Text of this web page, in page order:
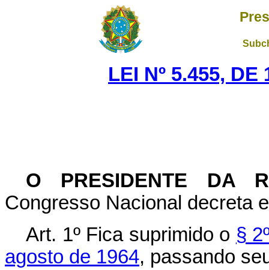
LEI Nº 5.455, DE
O PRESIDENTE DA
Congresso Nacional decreta
Art. 1º Fica suprimido o §
agosto de 1964, passando